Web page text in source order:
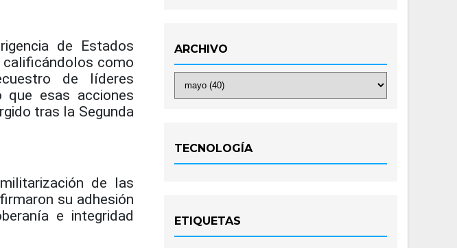
de Estados
calificándolos como
de líderes
que esas acciones
tras la Segunda
de las
su adhesión
e integridad
ARCHIVO
TECNOLOGÍA
ETIQUETAS